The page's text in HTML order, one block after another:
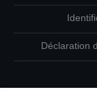
Déclaration